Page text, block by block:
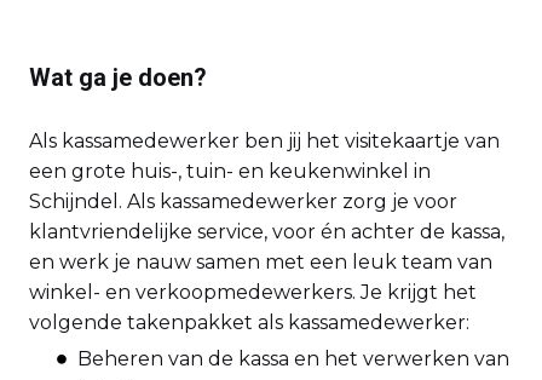
Wat ga je doen?
Als kassamedewerker ben jij het visitekaartje van
een grote huis-, tuin- en keukenwinkel in
Schijndel. Als kassamedewerker zorg je voor
klantvriendelijke service, voor én achter de kassa,
en werk je nauw samen met een leuk team van
winkel- en verkoopmedewerkers. Je krijgt het
volgende takenpakket als kassamedewerker:
Beheren van de kassa en het verwerken van